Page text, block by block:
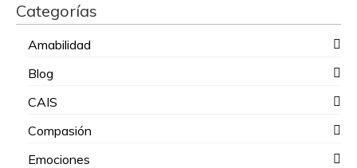
Categorías
Amabilidad
Blog
CAIS
Compasión
Emociones